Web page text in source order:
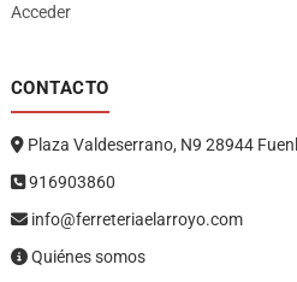
Acceder
CONTACTO
Plaza Valdeserrano, N9 28944
916903860
info@ferreteriaelarroyo.com
Quiénes somos